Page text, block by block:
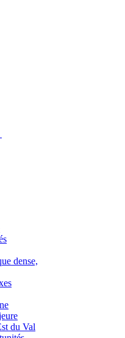
dense,
du Val